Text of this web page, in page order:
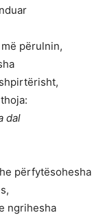
përulnin,
dal
përfytësohesha
ngrihesha